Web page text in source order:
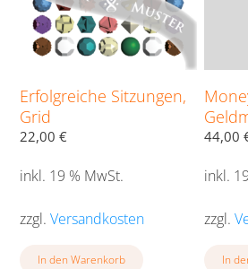
Erfolgreiche Sitzungen,
Grid
22,00 €
inkl. 19 % MwSt.
zzgl. Versandkosten
In den Warenkorb
44,00
inkl.
zzgl.
In